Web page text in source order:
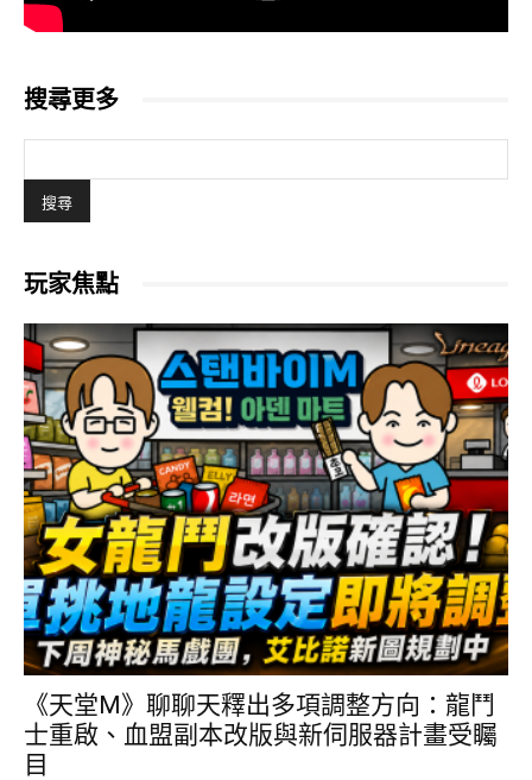
搜尋更多
玩家焦點
《天堂M》聊聊天釋出多項調整方向：龍鬥
士重啟、血盟副本改版與新伺服器計畫受矚
目